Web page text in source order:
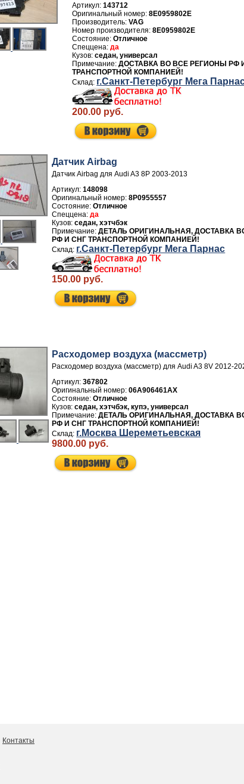
Артикул:143712
8E0959802E
Производитель:VAG
Номер производителя:8E0959802E
Отличное
да
седан, универсал
ДОСТАВКА ВО ВСЕ РЕГИОНЫ РФ
ТРАНСПОРТНОЙ КОМПАНИЕЙ!
г.Санкт-Петербург Мега
200.00 руб.
Датчик Airbag
Датчик Airbag для Audi A3 8P 2003-2013
Артикул:148098
8P0955557
Отличное
да
седан, хэтчбэк
ДЕТАЛЬ ОРИГИНАЛЬНАЯ, ДОСТАВКА
РФ И СНГ ТРАНСПОРТНОЙ КОМПАНИЕЙ!
г.Санкт-Петербург Мега Парнас
150.00 руб.
Расходомер воздуха (массметр)
Расходомер воздуха (массметр) для Audi A3 8V 2012-
Артикул:367802
06A906461AX
Отличное
седан, хэтчбэк, купэ, универсал
ДЕТАЛЬ ОРИГИНАЛЬНАЯ, ДОСТАВКА
РФ И СНГ ТРАНСПОРТНОЙ КОМПАНИЕЙ!
г.Москва Шереметьевская
9800.00 руб.
Контакты